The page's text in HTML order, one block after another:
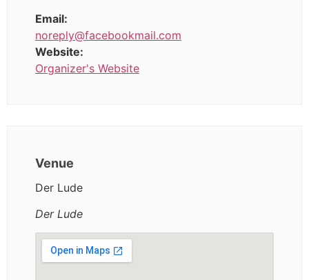
Email:
noreply@facebookmail.com
Website:
Organizer's Website
Venue
Der Lude
Der Lude